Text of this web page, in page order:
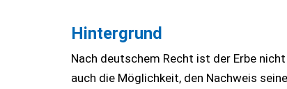
Hintergrund
Nach deutschem Recht ist der Erbe
auch die Möglichkeit, den Nachweis